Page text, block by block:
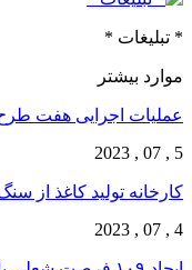
* تبلیغات *
موارد بیشتر
عملیات اجرایی هفت
5 , 07 , 2023
کارخانه تولید کاغذ از
4 , 07 , 2023